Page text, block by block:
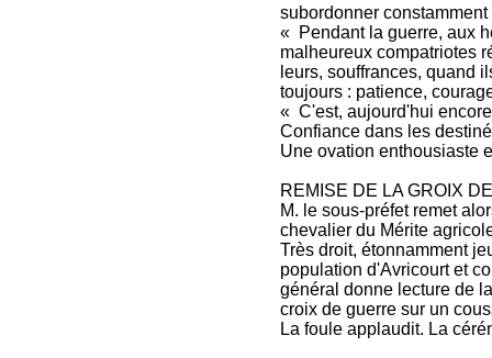
subordonner
« Pendant la guerre, aux
malheureux compatriotes
leurs, souffrances, quand
toujours : patience,
« C'est, aujourd'hui
Confiance dans les
Une ovation enthousiaste
REMISE DE LA GROIX
M. le sous-préfet remet
chevalier du Mérite
Très droit, étonnamment
population d'Avricourt et
général donne lecture de
croix de guerre sur un
La foule applaudit. La